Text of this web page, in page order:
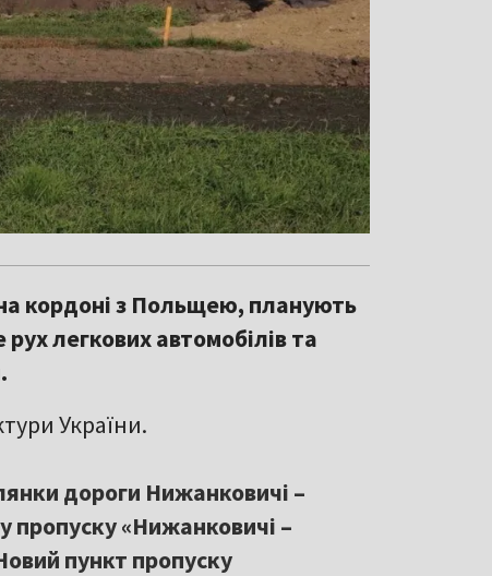
кордоні з Польщею, планують
легкових автомобілів та
України.
дороги Нижанковичі –
пропуску «Нижанковичі –
пункт пропуску